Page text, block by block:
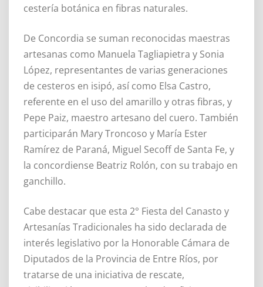
cestería botánica en fibras naturales.
De Concordia se suman reconocidas maestras
artesanas como Manuela Tagliapietra y Sonia
López, representantes de varias generaciones
de cesteros en isipó, así como Elsa Castro,
referente en el uso del amarillo y otras fibras, y
Pepe Paiz, maestro artesano del cuero. También
participarán Mary Troncoso y María Ester
Ramírez de Paraná, Miguel Secoff de Santa Fe, y
la concordiense Beatriz Rolón, con su trabajo en
ganchillo.
Cabe destacar que esta 2° Fiesta del Canasto y
Artesanías Tradicionales ha sido declarada de
interés legislativo por la Honorable Cámara de
Diputados de la Provincia de Entre Ríos, por
tratarse de una iniciativa de rescate,